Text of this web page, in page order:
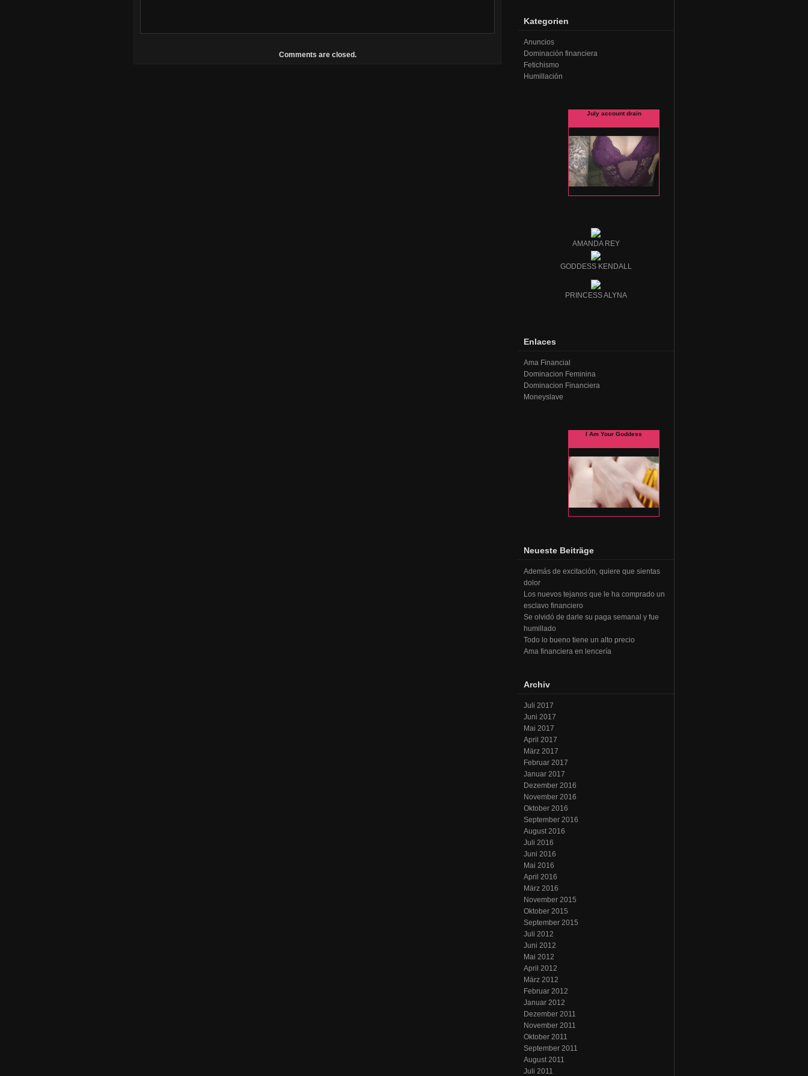
Comments are closed.
Kategorien
Anuncios
Dominación financiera
Fetichismo
Humillación
AMANDA REY
GODDESS KENDALL
PRINCESS ALYNA
Enlaces
Ama Financial
Dominacion Feminina
Dominacion Financiera
Moneyslave
Neueste Beiträge
Además de excitación, quiere que sientas
dolor
Los nuevos tejanos que le ha comprado un
esclavo financiero
Se olvidó de darle su paga semanal y fue
humillado
Todo lo bueno tiene un alto precio
Ama financiera en lencería
Archiv
Juli 2017
Juni 2017
Mai 2017
April 2017
März 2017
Februar 2017
Januar 2017
Dezember 2016
November 2016
Oktober 2016
September 2016
August 2016
Juli 2016
Juni 2016
Mai 2016
April 2016
März 2016
November 2015
Oktober 2015
September 2015
Juli 2012
Juni 2012
Mai 2012
April 2012
März 2012
Februar 2012
Januar 2012
Dezember 2011
November 2011
Oktober 2011
September 2011
August 2011
Juli 2011